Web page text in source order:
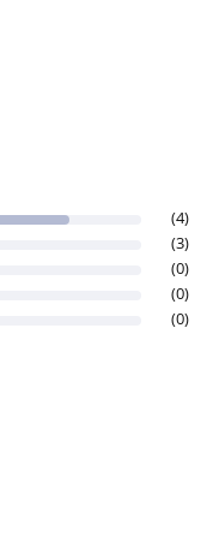
(4)
(3)
(0)
(0)
(0)